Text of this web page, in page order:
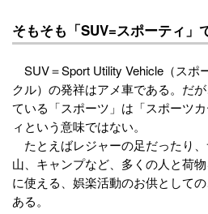
そもそも「SUV=スポーティ」
SUV＝Sport Utility Vehicle（スポ
クル）の発祥はアメ車である。だ
ている「スポーツ」は「スポーツ
ィという意味ではない。
たとえばレジャーの足だったり
山、キャンプなど、多くの人と荷
に使える、娯楽活動のお供として
ある。